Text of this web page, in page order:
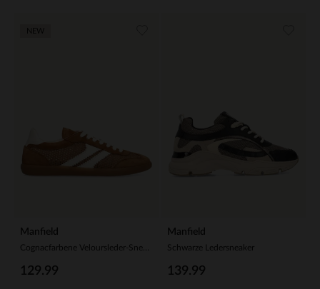
Manfield
129.99
Manfield
Schwarze Ledersneaker
139.99